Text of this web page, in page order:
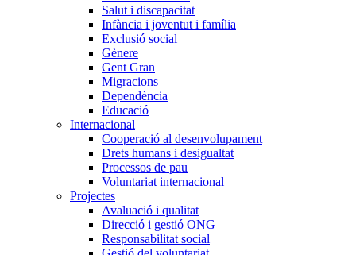
Salut i discapacitat
Infància i joventut i família
Exclusió social
Gènere
Gent Gran
Migracions
Dependència
Educació
Internacional
Cooperació al desenvolupament
Drets humans i desigualtat
Processos de pau
Voluntariat internacional
Projectes
Avaluació i qualitat
Direcció i gestió ONG
Responsabilitat social